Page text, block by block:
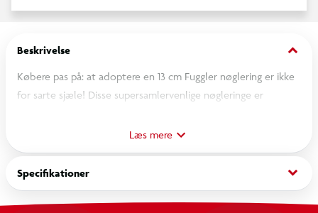
Beskrivelse keyboard_arrow_down
Købere pas på: at adoptere en 13 cm Fuggler nøglering er ikke
for sarte sjæle! Disse supersamlervenlige nøgleringe er
underlige og uhyggelige og har de samme gennemborende
øjne og små munde fyldt med ægte udseende tænder, som
du er kommet til at elske (eller hade).
OBS! Varen er assorteret, og bestemt variant kan ikke
Læs mere
Specifikationer keyboard_arrow_down